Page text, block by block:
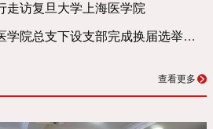
走访复旦大学上海医学院
致公党复旦大学上海医学院总支下设支部完成换届选举工作
查看更多